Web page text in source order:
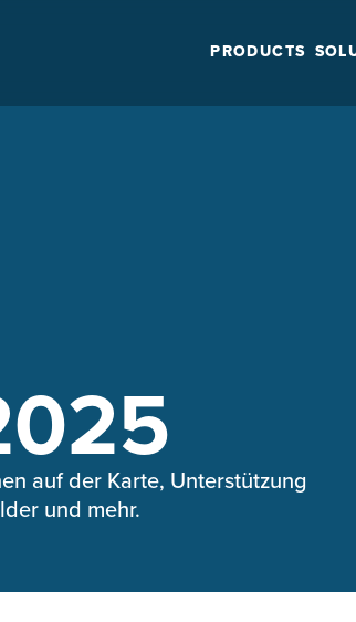
PRODUCTS
auf der Karte, Unterstützung
und mehr.